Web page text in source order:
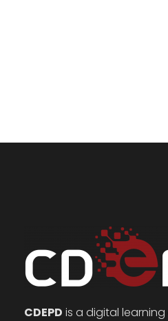
CDEPD is a digital